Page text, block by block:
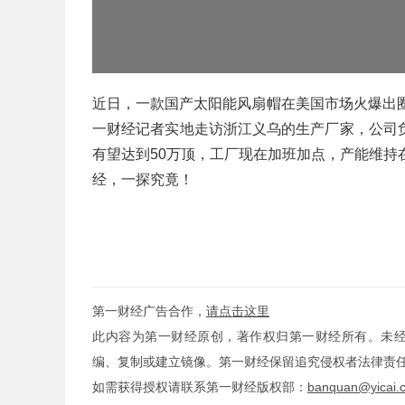
近日，一款国产太阳能风扇帽在美国市场火爆
一财经记者实地走访浙江义乌的生产厂家，公
有望达到50万顶，工厂现在加班加点，产能维
经，一探究竟！
第一财经广告合作， 请点击这里
此内容为第一财经原创，著作权归第一财经所有。未
编、复制或建立镜像。第一财经保留追究侵权者法律责
如需获得授权请联系第一财经版权部：